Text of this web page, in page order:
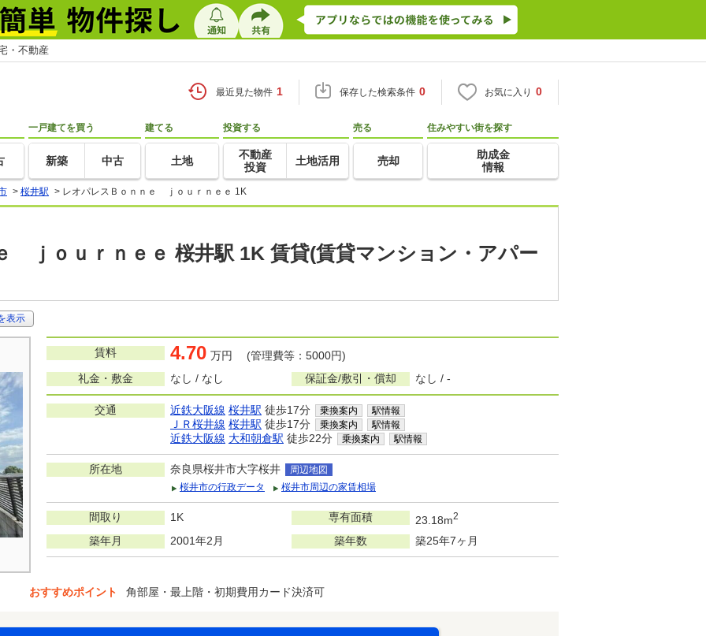
・不動産
最近見た物件 1 保存した検索条件 0 お気に入り 0
一戸建てを買う
新築 中古
建てる
土地
投資する
不動産
投資
土地活用
売る
売却
住みやすい街を探す
助成金
情報
> 桜井駅 > レオパレスＢｏｎｎｅ ｊｏｕｒｎｅｅ 1K
ｊｏｕｒｎｅｅ 桜井駅 1K 賃貸(賃貸マンション・アパー
表示
賃料 4.70 万円 (管理費等：5000円)
礼金・敷金
なし / なし 保証金/敷引・償却 なし / -
交通 近鉄大阪線 桜井駅 徒歩17分 乗換案内 駅情報
ＪＲ桜井線 桜井駅 徒歩17分 乗換案内 駅情報
近鉄大阪線 大和朝倉駅 徒歩22分 乗換案内 駅情報
所在地 奈良県桜井市大字桜井
周辺地図
桜井市の行政データ
桜井市周辺の家賃相場
間取り 1K 専有面積 23.18m2
築年月 2001年2月 築年数 築25年7ヶ月
おすすめポイント 角部屋・最上階・初期費用カード決済可